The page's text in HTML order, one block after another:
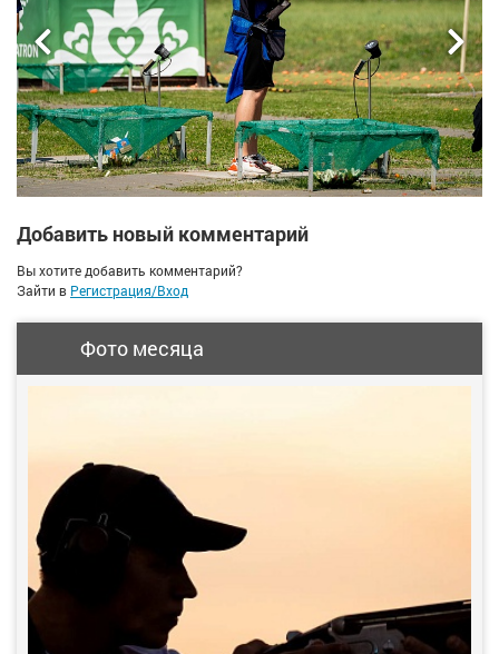
Добавить новый комментарий
Вы хотите добавить комментарий?
Зайти в Регистрация/Вход
Фото месяца